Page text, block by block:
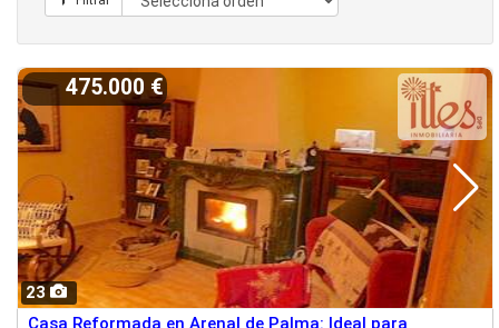
23
475.000 €
Casa Reformada en Arenal de Palma: Ideal para